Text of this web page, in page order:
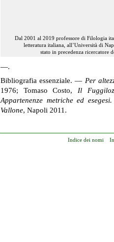
Dal 2001 al 2019 professore di Filologia
letteratura italiana, all’Università di
stato in precedenza ricercatore
—.
Bibliografia essenziale. — Per
1976; Tomaso Costo, Il
Appartenenze metriche ed
Vallone, Napoli 2011.
Indice dei nomi